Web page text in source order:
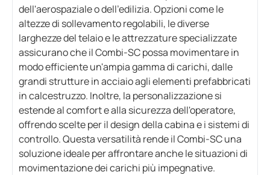
dell'aerospaziale o dell'edilizia. Opzioni come le
altezze di sollevamento regolabili, le diverse
larghezze del telaio e le attrezzature specializzate
assicurano che il Combi-SC possa movimentare in
modo efficiente un'ampia gamma di carichi, dalle
grandi strutture in acciaio agli elementi prefabbricati
in calcestruzzo. Inoltre, la personalizzazione si
estende al comfort e alla sicurezza dell'operatore,
offrendo scelte per il design della cabina e i sistemi di
controllo. Questa versatilità rende il Combi-SC una
soluzione ideale per affrontare anche le situazioni di
movimentazione dei carichi più impegnative.